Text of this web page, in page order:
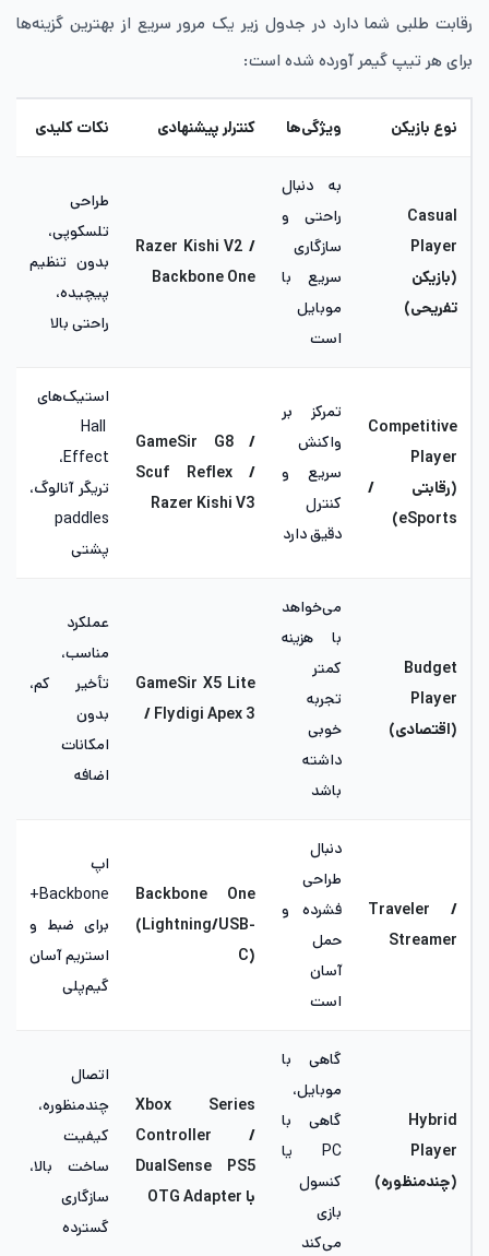
رقابت طلبی شما دارد در جدول زیر یک مرور سریع از بهترین گزینه‌ها
برای هر تیپ گیمر آورده شده است:
نوع بازیکن ویژگی‌ها کنترلر پیشنهادی نکات کلیدی
Casual
Player
(بازیکن
تفریحی)
به دنبال
راحتی و
سازگاری
سریع با
موبایل
است
Razer Kishi V2 /
Backbone One
طراحی
تلسکوپی،
بدون تنظیم
پیچیده،
راحتی بالا
Competitive
Player
(رقابتی
/
eSports
)
تمرکز بر
واکنش
سریع و
کنترل
دقیق دارد
GameSir G8 /
Scuf Reflex /
Razer Kishi V3
استیک‌های
Hall
Effect،
تریگر آنالوگ،
paddles
پشتی
Budget
Player
(اقتصادی)
می‌خواهد
با هزینه
کمتر
تجربه
خوبی
داشته
باشد
GameSir X5 Lite
/ Flydigi Apex 3
عملکرد
مناسب،
تأخیر کم،
بدون
امکانات
اضافه
Traveler /
Streamer
دنبال
طراحی
فشرده و
حمل
آسان
است
Backbone One
(Lightning/USB-
C)
اپ
Backbone+
برای ضبط و
استریم آسان
گیم‌پلی
Hybrid
Player
(چندمنظوره)
گاهی با
موبایل،
گاهی با
PC یا
کنسول
بازی
می‌کند
Xbox Series
Controller /
DualSense PS5
با
اتصال
چندمنظوره،
کیفیت
ساخت بالا،
سازگاری
گسترده